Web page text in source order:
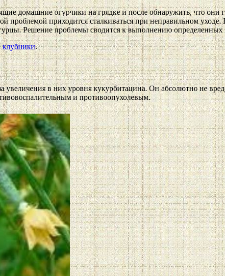
домашние огурчики на грядке и после обнаружить, что они
проблемой приходится сталкиваться при неправильном
Решение проблемы сводится к выполнению
клубники.
увеличения в них уровня кукурбитацина. Он абсолютно не
и противоопухолевым.